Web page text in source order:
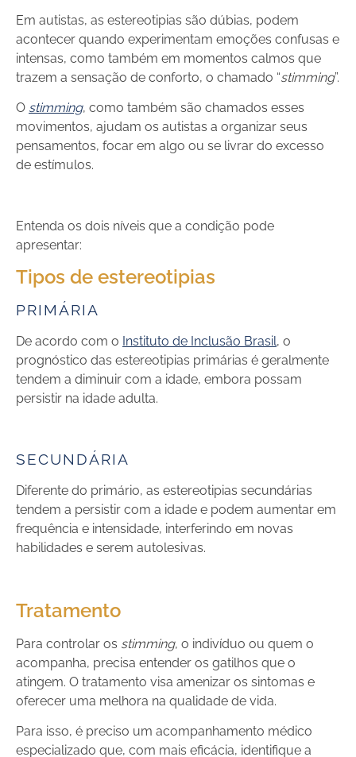
Em autistas, as estereotipias são dúbias, podem
acontecer quando experimentam emoções confusas e
intensas, como também em momentos calmos que
trazem a sensação de conforto, o chamado “stimming”.
O stimming, como também são chamados esses
movimentos, ajudam os autistas a organizar seus
pensamentos, focar em algo ou se livrar do excesso
de estímulos.
Entenda os dois níveis que a condição pode
apresentar:
Tipos de estereotipias
PRIMÁRIA
De acordo com o Instituto de Inclusão Brasil, o
prognóstico das estereotipias primárias é geralmente
tendem a diminuir com a idade, embora possam
persistir na idade adulta.
SECUNDÁRIA
Diferente do primário, as estereotipias secundárias
tendem a persistir com a idade e podem aumentar em
frequência e intensidade, interferindo em novas
habilidades e serem autolesivas.
Tratamento
Para controlar os stimming, o indivíduo ou quem o
acompanha, precisa entender os gatilhos que o
atingem. O tratamento visa amenizar os sintomas e
oferecer uma melhora na qualidade de vida.
Para isso, é preciso um acompanhamento médico
especializado que, com mais eficácia, identifique a